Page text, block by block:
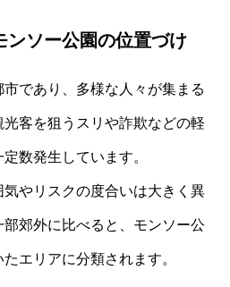
ンソー公園の位置づけ
であり、多様な人々が集まる
客を狙うスリや詐欺などの軽
数発生しています。
やリスクの度合いは大きく異
郊外に比べると、モンソー公
エリアに分類されます。